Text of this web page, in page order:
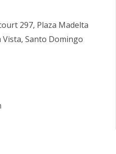
297, Plaza Madelta
Vista, Santo Domingo